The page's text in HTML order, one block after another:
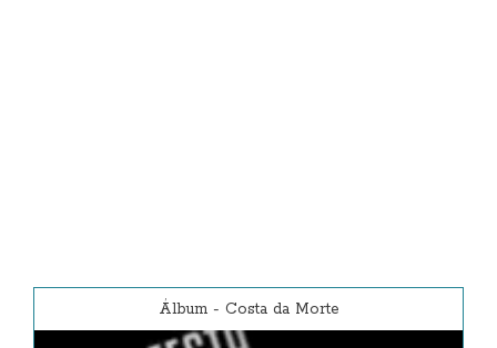
Álbum - Costa da Morte